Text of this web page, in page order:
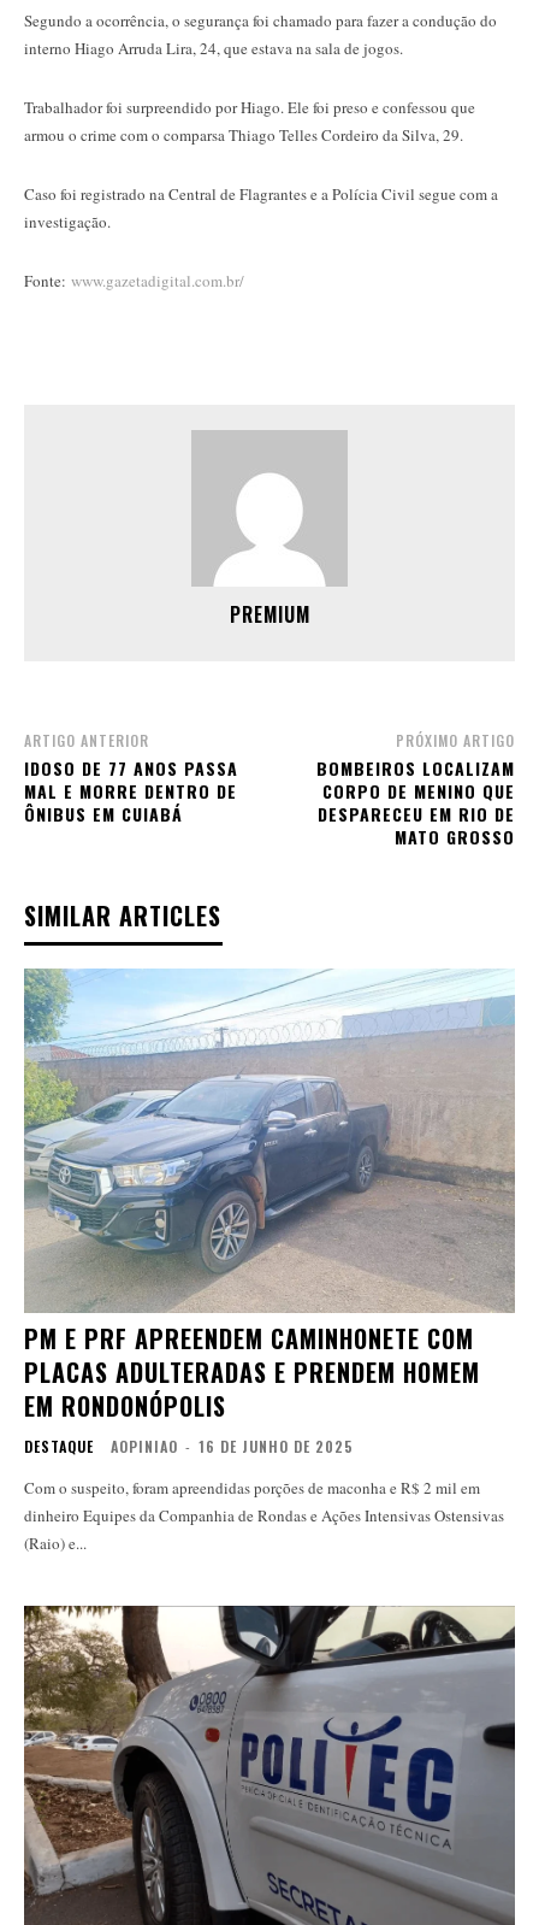
Segundo a ocorrência, o segurança foi chamado para fazer a condução do
interno Hiago Arruda Lira, 24, que estava na sala de jogos.
Trabalhador foi surpreendido por Hiago. Ele foi preso e confessou que
armou o crime com o comparsa Thiago Telles Cordeiro da Silva, 29.
Caso foi registrado na Central de Flagrantes e a Polícia Civil segue com a
investigação.
Fonte: www.gazetadigital.com.br/
PREMIUM
ARTIGO ANTERIOR
IDOSO DE 77 ANOS PASSA
MAL E MORRE DENTRO DE
ÔNIBUS EM CUIABÁ
PRÓXIMO ARTIGO
BOMBEIROS LOCALIZAM
CORPO DE MENINO QUE
DESPARECEU EM RIO DE
MATO GROSSO
SIMILAR ARTICLES
PM E PRF APREENDEM CAMINHONETE COM
PLACAS ADULTERADAS E PRENDEM HOMEM
EM RONDONÓPOLIS
DESTAQUE AOPINIAO - 16 DE JUNHO DE 2025
Com o suspeito, foram apreendidas porções de maconha e R$ 2 mil em
dinheiro Equipes da Companhia de Rondas e Ações Intensivas Ostensivas
(Raio) e...